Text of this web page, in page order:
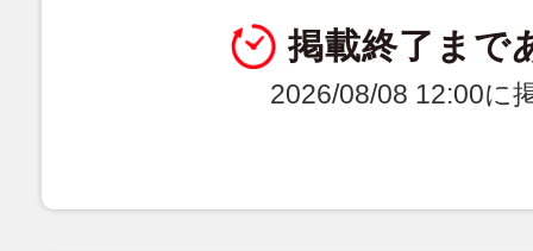
掲載終了まで
2026/08/08 12:00に